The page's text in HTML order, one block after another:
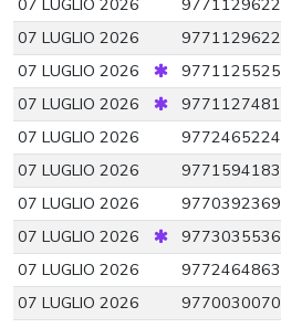
07 LUGLIO 2026
07 LUGLIO 2026
07 LUGLIO 2026
07 LUGLIO 2026
07 LUGLIO 2026
07 LUGLIO 2026
07 LUGLIO 2026
07 LUGLIO 2026
07 LUGLIO 2026
07 LUGLIO 2026